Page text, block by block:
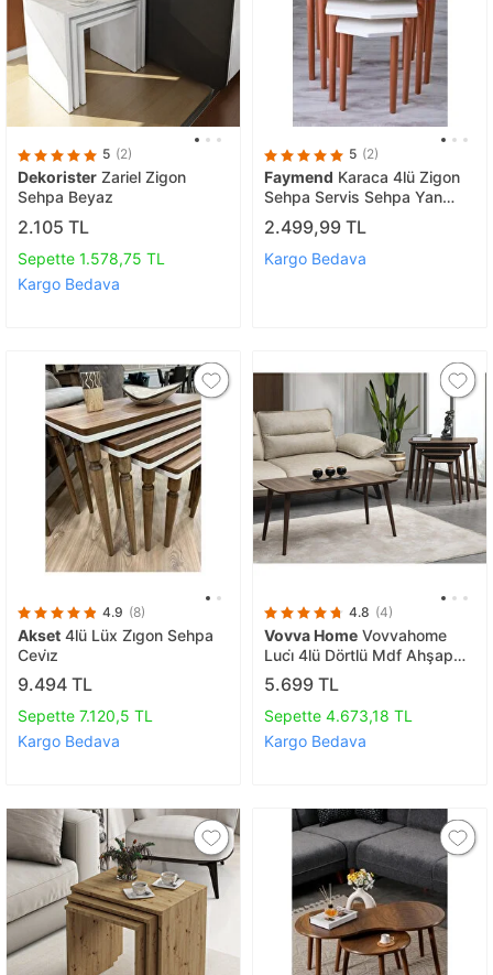
5 (2)
Dekorister Zariel Zigon
Sehpa Beyaz
2.105 TL
Sepette 1.578,75 TL
Kargo Bedava
5 (2)
Faymend Karaca 4lü Zigon
Sehpa Servis Sehpa Yan
Sehpa Açık Krem (aytaşi)
2.499,99 TL
Kargo Bedava
4.9 (8)
Akset 4lü Lüx Zi̇gon Sehpa
Cevi̇z
9.494 TL
Sepette 7.120,5 TL
Kargo Bedava
4.8 (4)
Vovva Home Vovvahome
Luci̇ 4lü Dörtlü Mdf Ahşap
Zi̇gon Sehpa Ve Orta Sehpa
Seti̇ - Cevi̇z
5.699 TL
Sepette 4.673,18 TL
Kargo Bedava